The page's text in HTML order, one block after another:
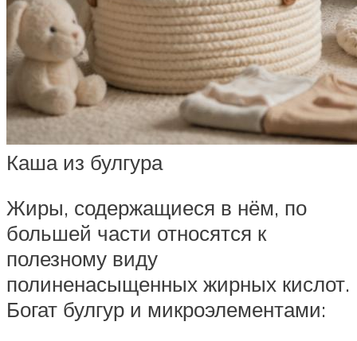
Каша из булгура
Жиры, содержащиеся в нём, по
большей части относятся к
полезному виду
полиненасыщенных жирных кислот.
Богат булгур и микроэлементами: